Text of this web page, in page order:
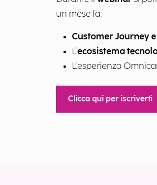
un mese fa:
Customer Journey
L'ecosistema
L'esperienza
Clicca qui per iscriverti